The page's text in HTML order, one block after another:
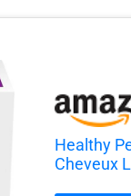
Healthy
Cheveux